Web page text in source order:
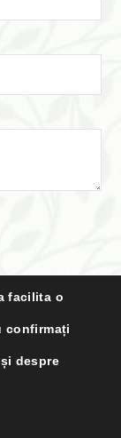
facilita o
confirmați
despre